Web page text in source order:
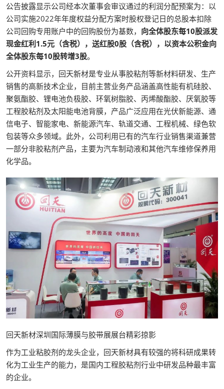
公告披露显示公司经本次董事会审议通过的利润分配预案为：以
公司实施2022年年度权益分配方案时股权登记日的总股本扣除
公司回购专用账户中的回购股份为基数， 向全体股东每10股派发
现金红利1.5元（含税），送红股0股（含税），以资本公积金向
全体股东每10股转增3股。
公开资料显示，回天新材是专业从事胶粘剂等新材料研发、生产
销售的高新技术企业，目前主营业务产品涵盖高性能有机硅胶、
聚氨酯胶、锂电池负极胶、环氧树脂胶、丙烯酸酯胶、厌氧胶等
工程胶粘剂及太阳能电池背膜，产品广泛应用在光伏新能源、通
信电子、智能家电、新能源汽车、轨道交通、工程机械、绿色软
包装等众多领域。此外，公司利用已有的汽车行业销售渠道兼营
一部分非胶粘剂产品，主要为汽车制动液和其他汽车维修保养用
化学品。
回天新材深圳国际薄膜与胶带展展台精彩掠影
作为工业粘胶剂的龙头企业，回天新材具有较强的将科研成果转
化为工业生产的能力，是国内工程胶粘剂行业中研发品种最丰富
的企业。